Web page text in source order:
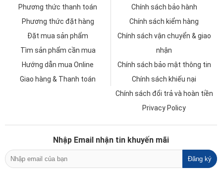
Phương thức thanh toán
Phương thức đặt hàng
Đặt mua sản phẩm
Tìm sản phẩm cần mua
Hướng dẫn mua Online
Giao hàng & Thanh toán
Chính sách bảo hành
Chính sách kiểm hàng
Chính sách vận chuyển & giao
nhận
Chính sách bảo mật thông tin
Chính sách khiếu nại
Chính sách đổi trả và hoàn tiền
Privacy Policy
Nhập Email nhận tin khuyến mãi